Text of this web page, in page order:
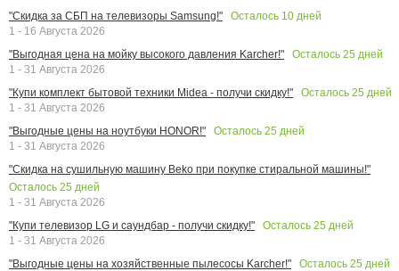
"Скидка за СБП на телевизоры Samsung!"
Осталось 10 дней
1 - 16 Августа 2026
"Выгодная цена на мойку высокого давления Karcher!"
Осталось 25 дней
1 - 31 Августа 2026
"Купи комплект бытовой техники Midea - получи скидку!"
Осталось 25 дней
1 - 31 Августа 2026
"Выгодные цены на ноутбуки HONOR!"
Осталось 25 дней
1 - 31 Августа 2026
"Скидка на сушильную машину Beko при покупке стиральной машины!"
Осталось 25 дней
1 - 31 Августа 2026
"Купи телевизор LG и саундбар - получи скидку!"
Осталось 25 дней
1 - 31 Августа 2026
"Выгодные цены на хозяйственные пылесосы Karcher!"
Осталось 25 дней